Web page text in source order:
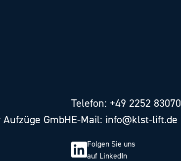
GmbH
Telefon: +49 2252 83070
E-Mail: info@klst-lift.de
Folgen Sie uns
auf LinkedIn